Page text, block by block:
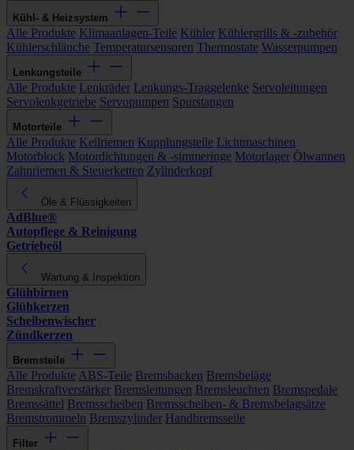
Kühl- & Heizsystem
Alle Produkte Klimaanlagen-Teile Kühler Kühlergrills & -zubehör
Kühlerschläuche Temperatursensoren Thermostate Wasserpumpen
Lenkungsteile
Alle Produkte Lenkräder Lenkungs-Traggelenke Servoleitungen
Servolenkgetriebe Servopumpen Spurstangen
Motorteile
Alle Produkte Keilriemen Kupplungsteile Lichtmaschinen
Motorblock Motordichtungen & -simmeringe Motorlager Ölwannen
Zahnriemen & Steuerketten Zylinderkopf
Öle & Flüssigkeiten
AdBlue®
Autopflege & Reinigung
Getriebeöl
Wartung & Inspektion
Glühbirnen
Glühkerzen
Scheibenwischer
Zündkerzen
Bremsteile
Alle Produkte ABS-Teile Bremsbacken Bremsbeläge
Bremskraftverstärker Bremsleitungen Bremsleuchten Bremspedale
Bremssättel Bremsscheiben Bremsscheiben- & Bremsbelagsätze
Bremstrommeln Bremszylinder Handbremsseile
Filter